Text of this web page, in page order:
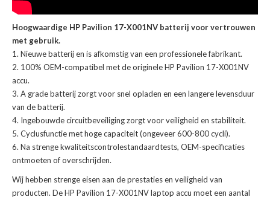
Hoogwaardige HP Pavilion 17-X001NV batterij voor vertrouwen
met gebruik.
Nieuwe batterij en is afkomstig van een professionele fabrikant.
100% OEM-compatibel met deoriginele HP Pavilion 17-X001NV
accu.
A grade batterij zorgt voor snel opladen en een langere levensduur
van de batterij.
Ingebouwde circuitbeveiliging zorgt voor veiligheid en stabiliteit.
Cyclusfunctie met hoge capaciteit (ongeveer 600-800 cycli).
Na strenge kwaliteitscontrolestandaardtests, OEM-specificaties
ontmoeten of overschrijden.
Wij hebben strenge eisen aan de prestaties en veiligheid van
producten. DeHP Pavilion 17-X001NV laptop accu moet een aantal